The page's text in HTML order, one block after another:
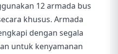
12 armada bus
khusus. Armada
dengan segala
untuk kenyamanan